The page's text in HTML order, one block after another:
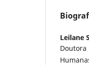
Leilane
Doutora